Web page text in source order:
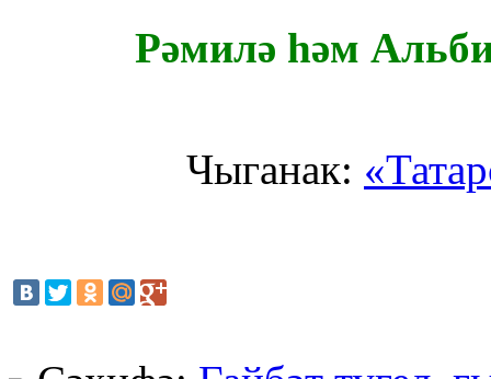
Рәмилә һәм
Чыганак: